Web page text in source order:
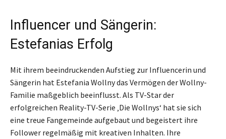
Influencer und Sängerin:
Estefanias Erfolg
Mit ihrem beeindruckenden Aufstieg zur Influencerin und
Sängerin hat Estefania Wollny das Vermögen der Wollny-
Familie maßgeblich beeinflusst. Als TV-Star der
erfolgreichen Reality-TV-Serie ‚Die Wollnys‘ hat sie sich
eine treue Fangemeinde aufgebaut und begeistert ihre
Follower regelmäßig mit kreativen Inhalten. Ihre